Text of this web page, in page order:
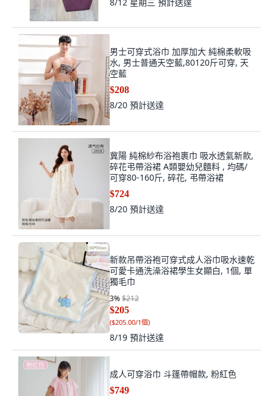
男士可穿式浴巾 加厚加大 純棉柔軟吸
水, 男士普通天空藍,80120斤可穿, 天
空藍
$208
8/20 預計送達
冀陽 純棉紗布浴袍裹巾 吸水透氣新款,
碎花弔帶浴裙 A類嬰幼兒麵料 , 均碼/
可穿80-160斤, 碎花, 弔帶浴裙
$724
8/20 預計送達
新款吊帶浴袍可穿式成人浴巾吸水速乾
可愛卡通洗澡浴裙學生女顯白, 1個, 單
獨毛巾
3%$212
$205
($205.00/1個)
8/19 預計送達
成人可穿浴巾 斗篷帶帽款, 粉紅色
$749